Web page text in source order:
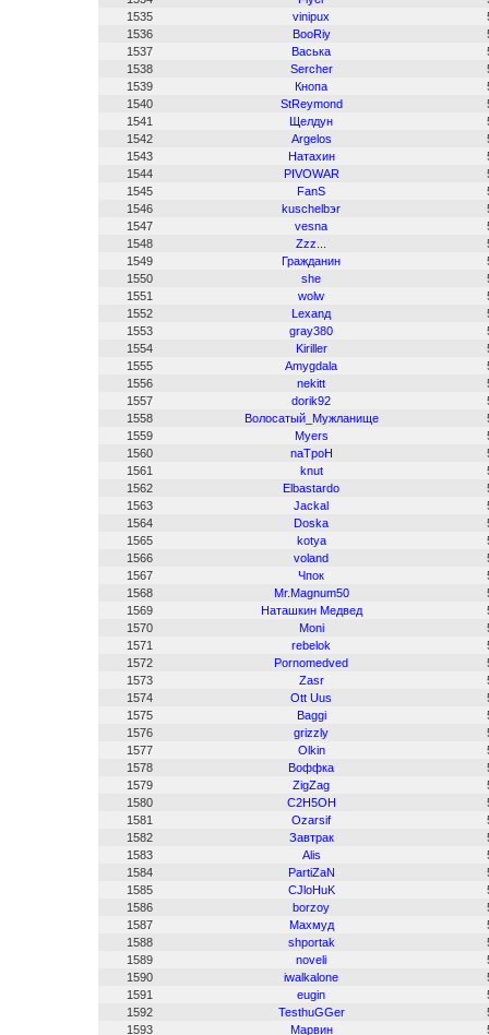
1535
vinipux
1536
BooRiy
1537
Васька
1538
Sercher
1539
Кнопа
1540
StReymond
1541
Щелдун
1542
Argelos
1543
Натахин
1544
PIVOWAR
1545
FanS
1546
kuschelbэr
1547
vesna
1548
Zzz...
1549
Гражданин
1550
she
1551
wolw
1552
Lexanд
1553
gray380
1554
Kiriller
1555
Amygdala
1556
nekitt
1557
dorik92
1558
Волосатый_Мужланище
1559
Myers
1560
naTpoH
1561
knut
1562
Elbastardo
1563
Jackal
1564
Doska
1565
kotya
1566
voland
1567
Чпок
1568
Mr.Magnum50
1569
Наташкин Медвед
1570
Moni
1571
rebelok
1572
Pornomedved
1573
Zasr
1574
Ott Uus
1575
Baggi
1576
grizzly
1577
Olkin
1578
Воффка
1579
ZigZag
1580
C2H5OH
1581
Ozarsif
1582
Завтрак
1583
Alis
1584
PartiZaN
1585
CJloHuK
1586
borzoy
1587
Махмуд
1588
shportak
1589
noveli
1590
iwalkalone
1591
eugin
1592
TesthuGGer
1593
Марвин